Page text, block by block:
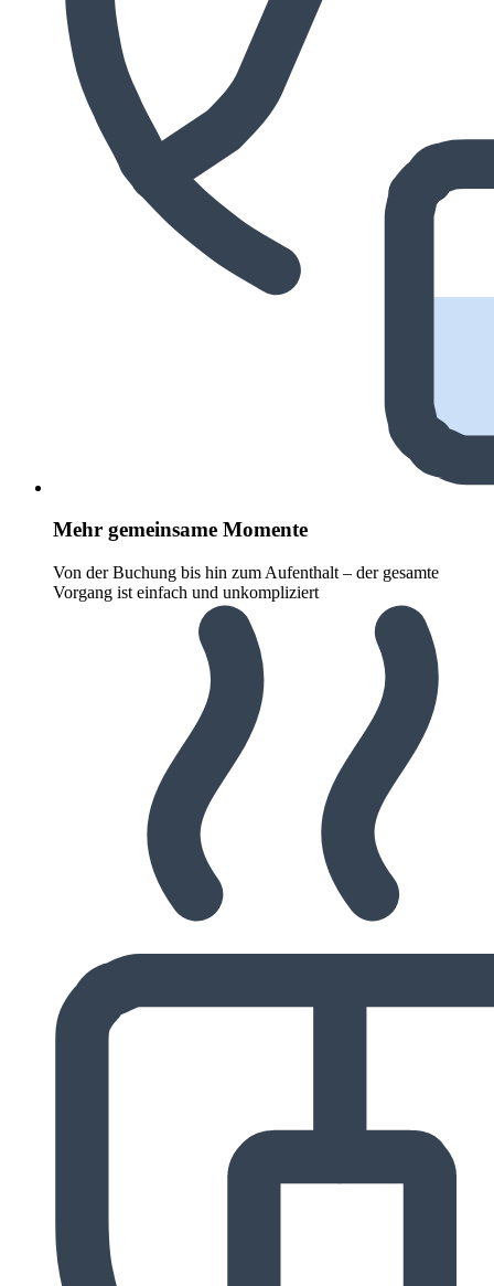
Mehr gemeinsame Momente
Von der Buchung bis hin zum Aufenthalt – der gesamte
Vorgang ist einfach und unkompliziert